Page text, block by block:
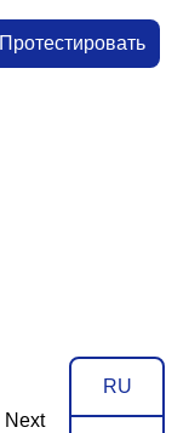
Протестировать
RU
Next